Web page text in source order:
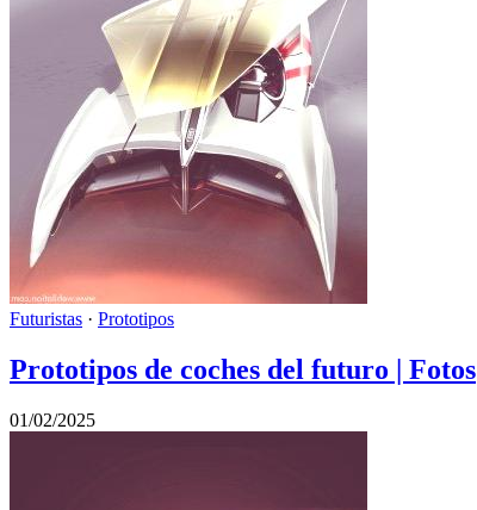
Futuristas · Prototipos
Prototipos de coches del futuro | Fotos
01/02/2025